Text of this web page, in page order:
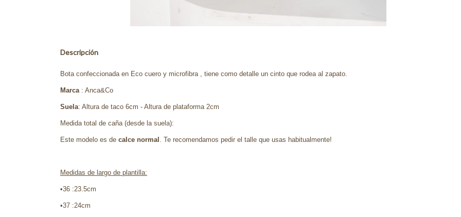
Descripción
Bota confeccionada en Eco cuero y microfibra , tiene como detalle un cinto que rodea al zapato.
Marca : Anca&Co
Suela: Altura de taco 6cm - Altura de plataforma 2cm
Medida total de caña (desde la suela):
Este modelo es de calce normal . Te recomendamos pedir el talle que usas habitualmente!
Medidas de largo de plantilla:
•36 :23.5cm
•37 :24cm